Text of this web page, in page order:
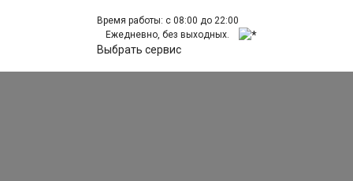
Время работы: с 08:00 до 22:00
Ежедневно, без выходных.
Выбрать сервис